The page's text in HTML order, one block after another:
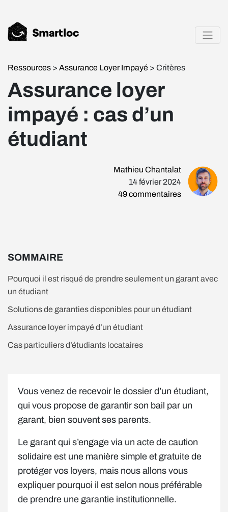
Ressources > Assurance Loyer Impayé > Critères
Assurance loyer
impayé : cas d’un
étudiant
Mathieu Chantalat
14 février 2024
49commentaires
SOMMAIRE
Pourquoi il est risqué de prendre seulement un garant avec
un étudiant
Solutions de garanties disponibles pour un étudiant
Assurance loyer impayé d’un étudiant
Cas particuliers d’étudiants locataires
Vous venez de recevoir le dossier d’un étudiant,
qui vous propose de garantir son bail par un
garant, bien souvent ses parents.
Le garant qui s’engage via un acte de caution
solidaire est une manière simple et gratuite de
protéger vos loyers, mais nous allons vous
expliquer pourquoi il est selon nous préférable
de prendre une garantie institutionnelle.